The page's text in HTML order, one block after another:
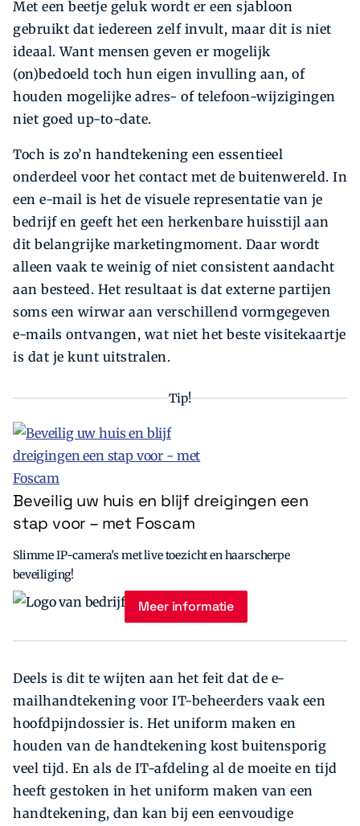
Met een beetje geluk wordt er een sjabloon
gebruikt dat iedereen zelf invult, maar dit is niet
ideaal. Want mensen geven er mogelijk
(on)bedoeld toch hun eigen invulling aan, of
houden mogelijke adres- of telefoon-wijzigingen
niet goed up-to-date.
Toch is zo’n handtekening een essentieel
onderdeel voor het contact met de buitenwereld. In
een e-mail is het de visuele representatie van je
bedrijf en geeft het een herkenbare huisstijl aan
dit belangrijke marketingmoment. Daar wordt
alleen vaak te weinig of niet consistent aandacht
aan besteed. Het resultaat is dat externe partijen
soms een wirwar aan verschillend vormgegeven
e-mails ontvangen, wat niet het beste visitekaartje
is dat je kunt uitstralen.
Tip!
Beveilig uw huis en blijf dreigingen een
stap voor – met Foscam
Slimme IP-camera’s met live toezicht en haarscherpe
beveiliging!
Meer informatie
Deels is dit te wijten aan het feit dat de e-
mailhandtekening voor IT-beheerders vaak een
hoofdpijndossier is. Het uniform maken en
houden van de handtekening kost buitensporig
veel tijd. En als de IT-afdeling al de moeite en tijd
heeft gestoken in het uniform maken van een
handtekening, dan kan bij een eenvoudige